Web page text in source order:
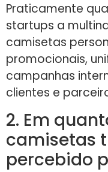
Praticamente
startups a
camisetas
promocionais,
campanhas
clientes e
2. Em
camisetas
percebido